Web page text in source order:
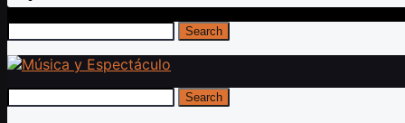
Search
Search